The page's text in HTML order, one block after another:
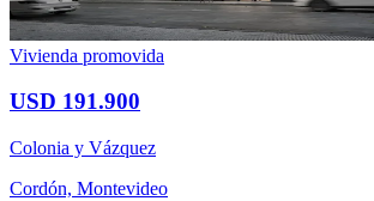
Vivienda promovida
USD 191.900
Colonia y Vázquez
Cordón, Montevideo